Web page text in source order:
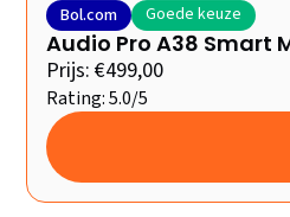
Bol.com Goede keuze
Audio Pro A38
Prijs: €499,00
Rating: 5.0/5